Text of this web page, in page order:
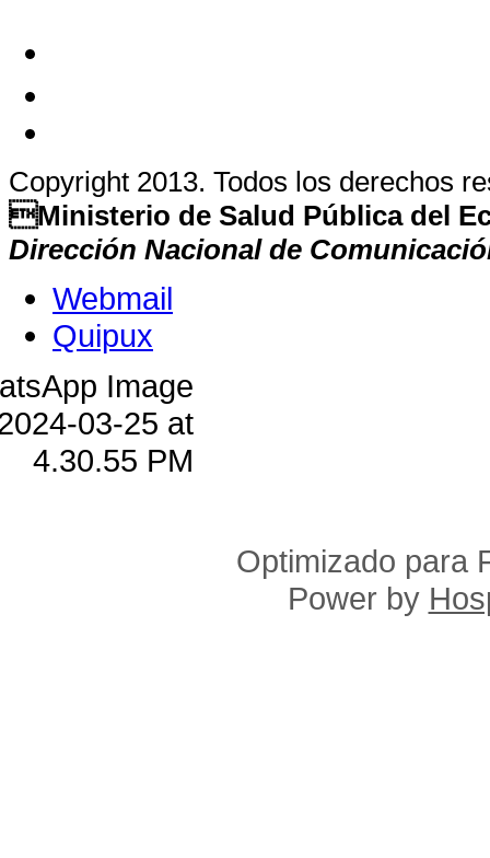
Copyright 2013. Todos los derechos
Ministerio de Salud Pública del
Dirección Nacional de
Webmail
Quipux
Optimizado para
Power by